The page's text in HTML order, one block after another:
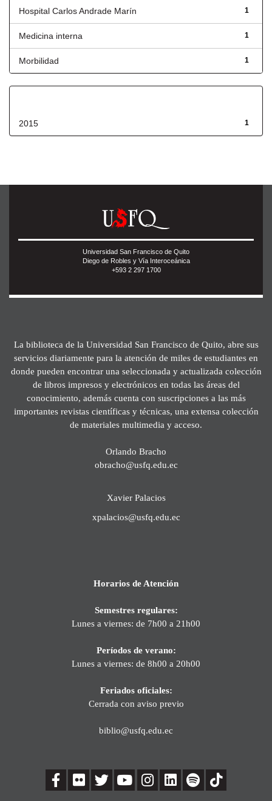
1
Hospital Carlos Andrade Marín
1
Medicina interna
1
Morbilidad
1
2015
Universidad San Francisco de Quito
Diego de Robles y Vía Interoceánica
+593 2 297 1700
La biblioteca de la Universidad San Francisco de Quito, abre sus
servicios diariamente para la atención de miles de estudiantes en
donde pueden encontrar una seleccionada y actualizada colección
de libros impresos y electrónicos en todas las áreas del
conocimiento, además cuenta con suscripciones a las más
importantes revistas científicas y técnicas, una extensa colección
de materiales multimedia y acceso.
Orlando Bracho
obracho@usfq.edu.ec
Xavier Palacios
xpalacios@usfq.edu.ec
Horarios de Atención
Semestres regulares:
Lunes a viernes: de 7h00 a 21h00
Períodos de verano:
Lunes a viernes: de 8h00 a 20h00
Feriados oficiales:
Cerrada con aviso previo
biblio@usfq.edu.ec